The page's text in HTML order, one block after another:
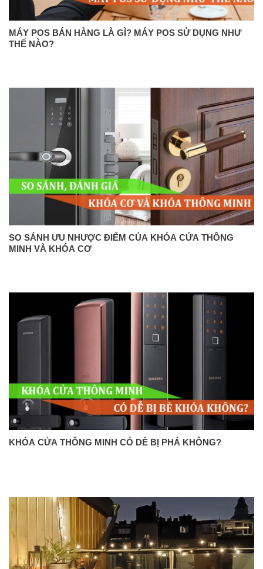
MÁY POS BÁN HÀNG LÀ GÌ? MÁY POS SỬ DỤNG NHƯ
THẾ NÀO?
SO SÁNH ƯU NHƯỢC ĐIỂM CỦA KHÓA CỬA THÔNG
MINH VÀ KHÓA CƠ
KHÓA CỬA THÔNG MINH CÓ DỄ BỊ PHÁ KHÔNG?